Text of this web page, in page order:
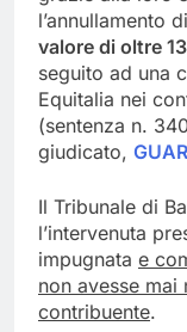
l’annullamento
valore di oltre
seguito ad una
Equitalia nei
(sentenza n.
giudicato,
Il Tribunale di
l’intervenuta
impugnata e
non avesse mai
contribuente.